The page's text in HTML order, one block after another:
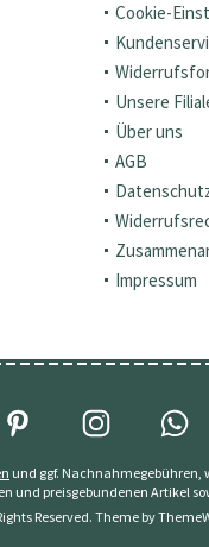
Cookie-
Unsere
Über uns
AGB
Impressum
und ggf. Nachnahmegebühren,
und preisgebundenen Artikel
Reserved. Theme by